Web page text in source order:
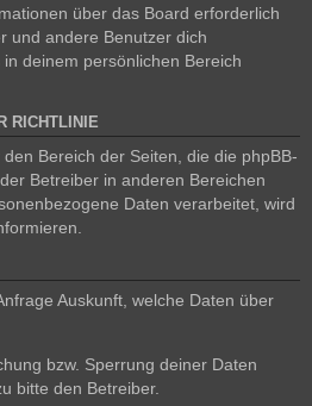
über das Board erforderlich
und andere Benutzer dich
deinem persönlichen Bereich
RICHTLINIE
Bereich der Seiten, die die phpBB-
Betreiber in anderen Bereichen
Daten verarbeitet, wird
Auskunft, welche Daten über
bzw. Sperrung deiner Daten
bitte den Betreiber.